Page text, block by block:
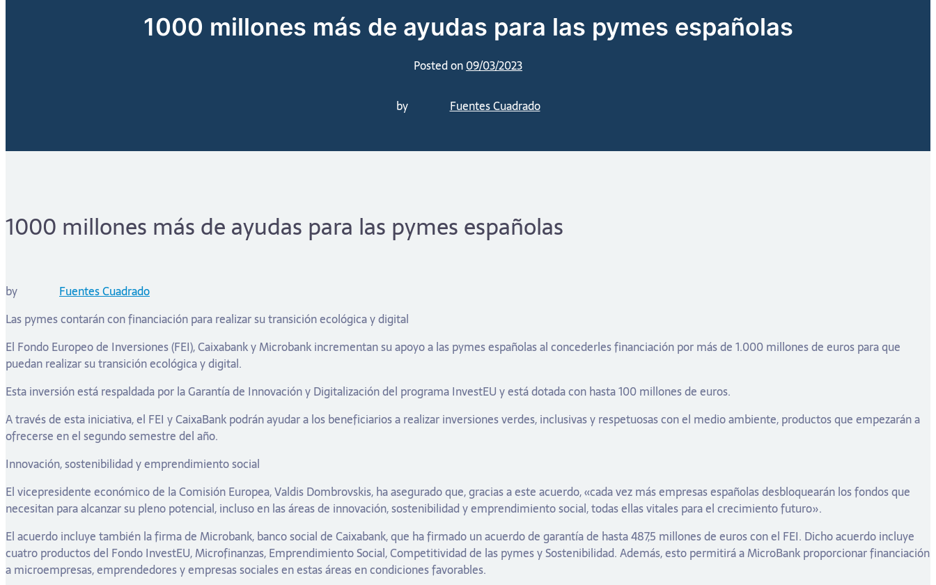
1000 millones más de ayudas para las pymes españolas
Posted on09/03/2023
by Fuentes Cuadrado
1000 millones más de ayudas para las pymes españolas
by
Fuentes Cuadrado
Las pymes contarán con financiación para realizar su transición ecológica y digital
El Fondo Europeo de Inversiones (FEI), Caixabank y Microbank incrementan su apoyo a las pymes españolas al concederles financiación por más de 1.000 millones de euros para que
puedan realizar su transición ecológica y digital.
Esta inversión está respaldada por la Garantía de Innovación y Digitalización del programa InvestEU y está dotada con hasta 100 millones de euros.
A través de esta iniciativa, el FEI y CaixaBank podrán ayudar a los beneficiarios a realizar inversiones verdes, inclusivas y respetuosas con el medio ambiente, productos que empezarán a
ofrecerse en el segundo semestre del año.
Innovación, sostenibilidad y emprendimiento social
El vicepresidente económico de la Comisión Europea, Valdis Dombrovskis, ha asegurado que, gracias a este acuerdo, «cada vez más empresas españolas desbloquearán los fondos que
necesitan para alcanzar su pleno potencial, incluso en las áreas de innovación, sostenibilidad y emprendimiento social, todas ellas vitales para el crecimiento futuro».
El acuerdo incluye también la firma de Microbank, banco social de Caixabank, que ha firmado un acuerdo de garantía de hasta 487,5 millones de euros con el FEI. Dicho acuerdo incluye
cuatro productos del Fondo InvestEU, Microfinanzas, Emprendimiento Social, Competitividad de las pymes y Sostenibilidad. Además, esto permitirá a MicroBank proporcionar financiación
a microempresas, emprendedores y empresas sociales en estas áreas en condiciones favorables.